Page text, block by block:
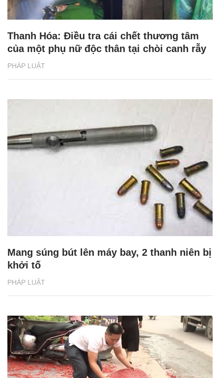
PHÁP LUẬT
Thanh Hóa: Điều tra cái chết thương tâm
của một phụ nữ độc thân tại chòi canh rẫy
PHÁP LUẬT
Mang súng bút lên máy bay, 2 thanh niên bị
khởi tố